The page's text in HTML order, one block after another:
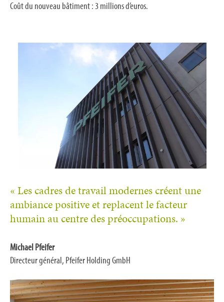
Coût du nouveau bâtiment : 3 millions d’euros.
« Les cadres de travail modernes créent une
ambiance positive et replacent le facteur
humain au centre des préoccupations. »
Michael Pfeifer
Directeur général, Pfeifer Holding GmbH